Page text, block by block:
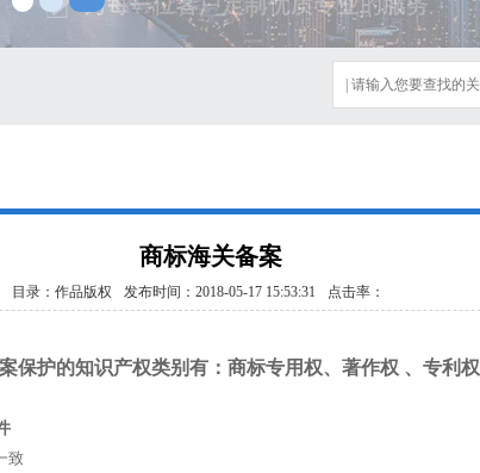
商标海关备案
目录：作品版权 发布时间：2018-05-17 15:53:31 点击率：
保护的知识产权类别有：商标专用权、著作权 、专利权
致